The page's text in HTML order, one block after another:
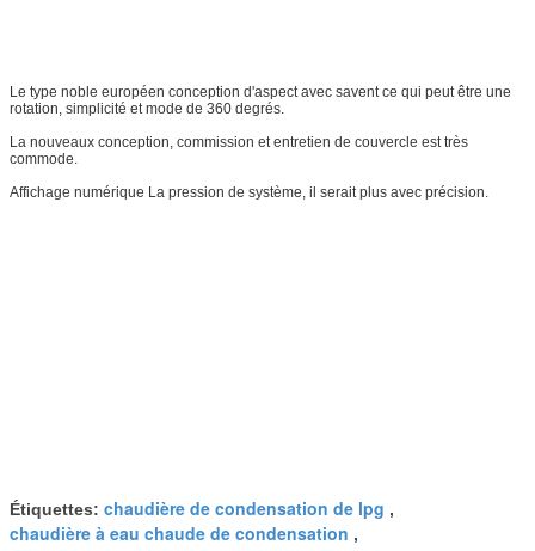
Le type noble européen conception d'aspect avec savent ce qui peut être une
rotation, simplicité et mode de 360 degrés.
La nouveaux conception, commission et entretien de couvercle est très
commode.
Affichage numérique La pression de système, il serait plus avec précision.
Étiquettes: chaudière de condensation de lpg ,
chaudière à eau chaude de condensation ,